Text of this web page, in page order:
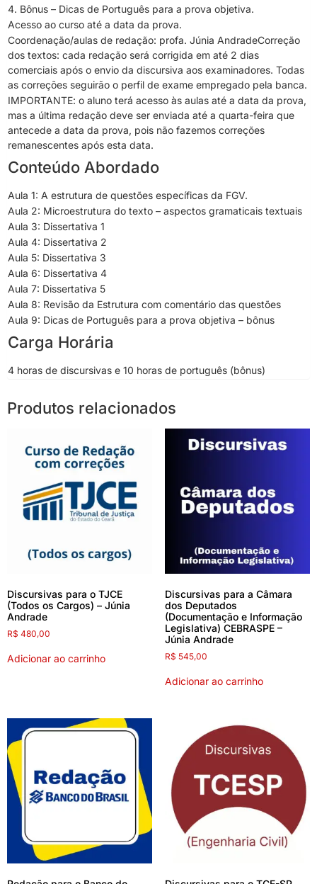
4. Bônus – Dicas de Português para a prova objetiva.
Acesso ao curso até a data da prova.
Coordenação/aulas de redação: profa. Júnia AndradeCorreção
dos textos: cada redação será corrigida em até 2 dias
comerciais após o envio da discursiva aos examinadores. Todas
as correções seguirão o perfil de exame empregado pela banca.
IMPORTANTE: o aluno terá acesso às aulas até a data da prova,
mas a última redação deve ser enviada até a quarta-feira que
antecede a data da prova, pois não fazemos correções
remanescentes após esta data.
Conteúdo Abordado
Aula 1: A estrutura de questões específicas da FGV.
Aula 2: Microestrutura do texto – aspectos gramaticais textuais
Aula 3: Dissertativa 1
Aula 4: Dissertativa 2
Aula 5: Dissertativa 3
Aula 6: Dissertativa 4
Aula 7: Dissertativa 5
Aula 8: Revisão da Estrutura com comentário das questões
Aula 9: Dicas de Português para a prova objetiva – bônus
Carga Horária
4 horas de discursivas e 10 horas de português (bônus)
Produtos relacionados
Discursivas para o TJCE
(Todos os Cargos) – Júnia
Andrade
R$ 480,00
Adicionar ao carrinho
Discursivas para a Câmara
dos Deputados
(Documentação e Informação
Legislativa) CEBRASPE –
Júnia Andrade
R$ 545,00
Adicionar ao carrinho